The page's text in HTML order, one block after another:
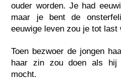
ouder worden. Je had
maar je bent de
eeuwige leven zou je tot last
Toen bezwoer de jongen
haar zin zou doen als hij
mocht.